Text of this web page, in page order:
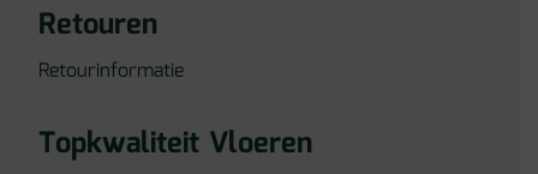
Retouren
Retourinformatie
Topkwaliteit Vloeren